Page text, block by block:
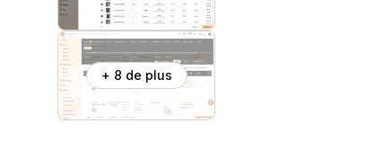
+ 8 de plus